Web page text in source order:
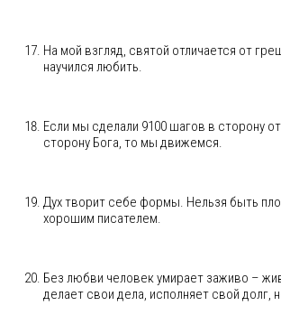
На мой взгляд, святой отличается от
научился любить.
Если мы сделали 9100 шагов в сторону
сторону Бога, то мы движемся.
Дух творит себе формы. Нельзя быть
хорошим писателем.
Без любви человек умирает заживо –
делает свои дела, исполняет свой долг,